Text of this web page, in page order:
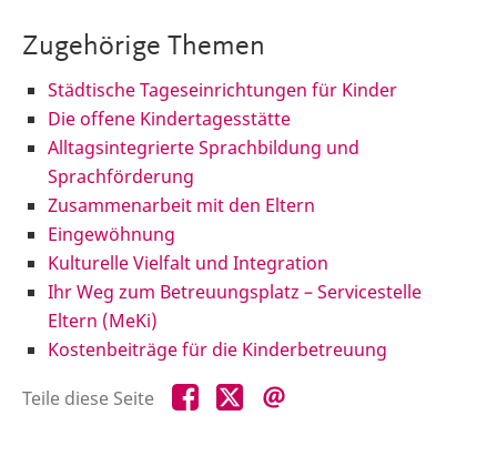
Zugehörige Themen
Städtische Tageseinrichtungen für Kinder
Die offene Kindertagesstätte
Alltagsintegrierte Sprachbildung und
Sprachförderung
Zusammenarbeit mit den Eltern
Eingewöhnung
Kulturelle Vielfalt und Integration
Ihr Weg zum Betreuungsplatz – Servicestelle
Eltern (MeKi)
Kostenbeiträge für die Kinderbetreuung
Teile diese Seite
Teile
diese
Teile
diese